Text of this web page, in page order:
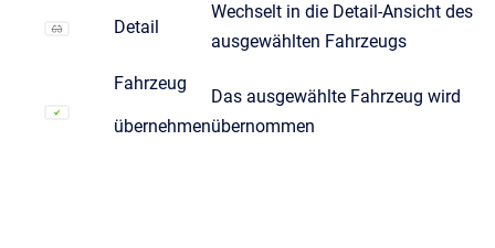
Detail
Wechselt in die Detail-Ansicht des
ausgewählten Fahrzeugs
Fahrzeug
übernehmen
Das ausgewählte Fahrzeug wird
übernommen